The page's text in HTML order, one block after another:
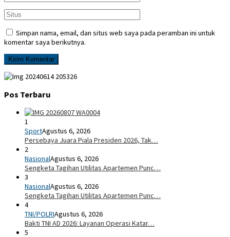
Simpan nama, email, dan situs web saya pada peramban ini untuk
komentar saya berikutnya.
Pos Terbaru
1
SportAgustus 6, 2026
Persebaya Juara Piala Presiden 2026, Tak…
2
NasionalAgustus 6, 2026
Sengketa Tagihan Utilitas Apartemen Punc…
3
NasionalAgustus 6, 2026
Sengketa Tagihan Utilitas Apartemen Punc…
4
TNI/POLRIAgustus 6, 2026
Bakti TNI AD 2026: Layanan Operasi Katar…
5